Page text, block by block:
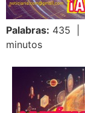
Palabras: 435 |
minutos